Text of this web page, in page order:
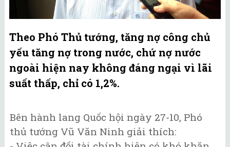
Theo Phó Thủ tướng, tăng nợ công chủ
yếu tăng nợ trong nước, chứ nợ nước
ngoài hiện nay không đáng ngại vì lãi
suất thấp, chỉ có 1,2%.
Bên hành lang Quốc hội ngày 27-10, Phó
thủ tướng Vũ Văn Ninh giải thích: